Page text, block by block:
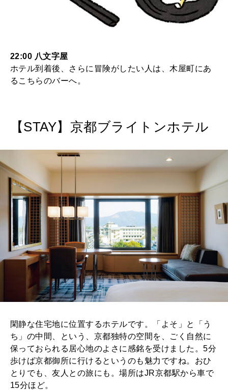
22:00 八文字屋
ホテル到着後、さらに冒険がしたい人は、木屋町にあ
るこちらのバーへ。
【STAY】京都ブライトンホテル
閑静な住宅地に位置するホテルです。「よそ」と「う
ち」の中間、という、京都独特の空間を、ごく自然に
保っておられる居心地のよさに感銘を受けました。5分
歩けば京都御所に行けるというのも魅力ですね。おひ
とりでも、友人との旅にも。場所はJR京都駅から車で
15分ほど。